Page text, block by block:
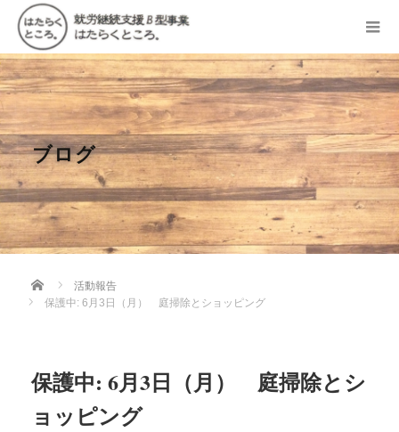
ブログ
Home
活動報告
保護中: 6月3日（月） 庭掃除とショッピング
保護中: 6月3日（月） 庭掃除とシ
ョッピング